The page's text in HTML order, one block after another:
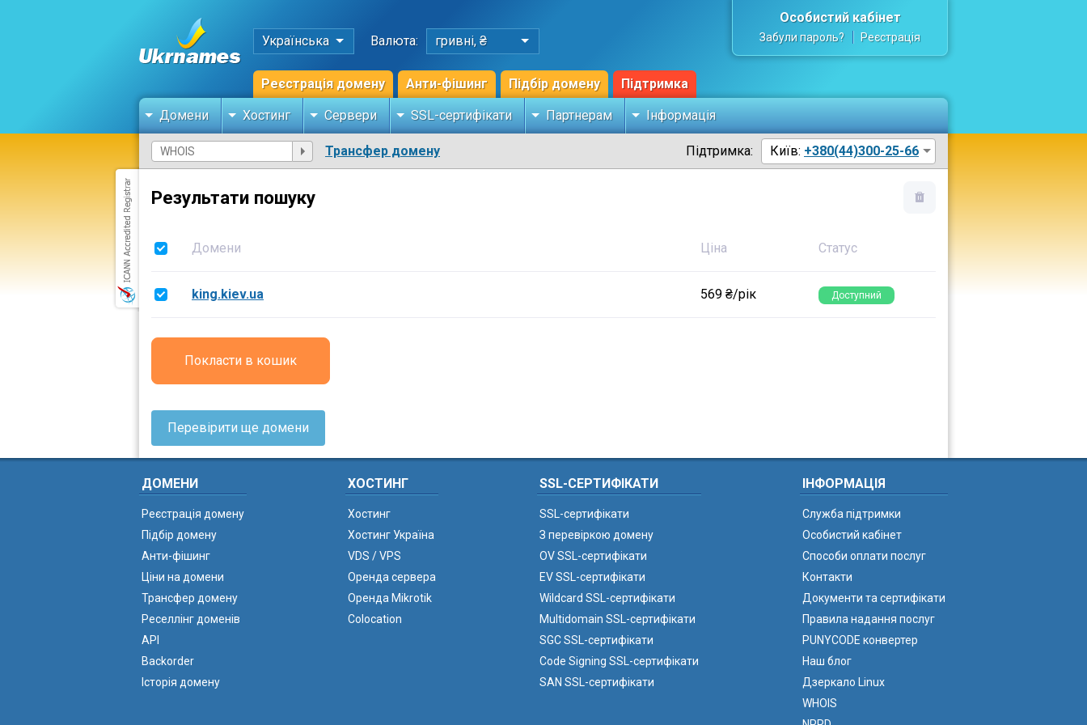
Українська Валюта: гривні, ₴
Реєстрація домену Анти-фішинг Підбір домену Підтримка
Особистий кабінет
Забули пароль? Реєстрація
Домени Хостинг Сервери SSL-сертифікати Партнерам Інформація
Трансфер домену Підтримка: Київ: +380(44)300-25-66
Результати пошуку
Домени Ціна Статус
king.kiev.ua 569 ₴/рік Доступний
Покласти в кошик
Перевірити ще домени
ДОМЕНИ
Реєстрація домену
Підбір домену
Анти-фішинг
Ціни на домени
Трансфер домену
Реселлінг доменів
API
Backorder
Історія домену
ХОСТИНГ
Хостинг
Хостинг Україна
VDS / VPS
Оренда сервера
Оренда Mikrotik
Colocation
SSL-СЕРТИФІКАТИ
SSL-сертифікати
З перевіркою домену
OV SSL-сертифікати
EV SSL-сертифікати
Wildcard SSL-сертифікати
Multidomain SSL-сертифікати
SGC SSL-сертифікати
Code Signing SSL-сертифікати
SAN SSL-сертифікати
ІНФОРМАЦІЯ
Служба підтримки
Особистий кабінет
Способи оплати послуг
Контакти
Документи та сертифікати
Правила надання послуг
PUNYCODE конвертер
Наш блог
Дзеркало Linux
WHOIS